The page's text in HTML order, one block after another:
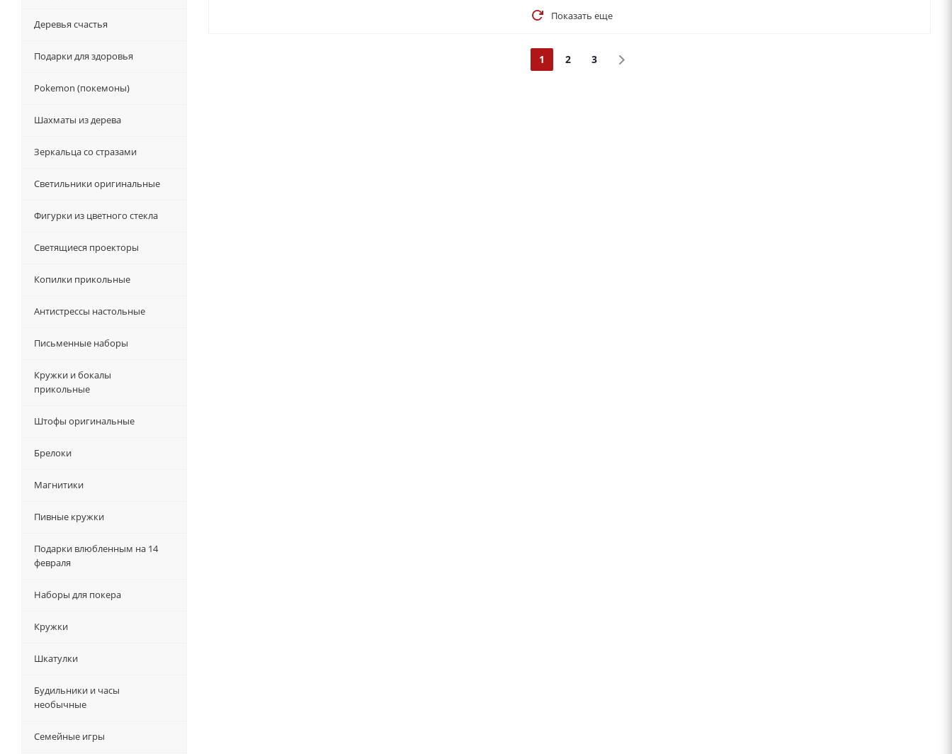
Показать еще
1 2 3
Деревья счастья
Подарки для здоровья
Pokemon (покемоны)
Шахматы из дерева
Зеркальца со стразами
Светильники оригинальные
Фигурки из цветного стекла
Светящиеся проекторы
Копилки прикольные
Антистрессы настольные
Письменные наборы
Кружки и бокалы
прикольные
Штофы оригинальные
Брелоки
Магнитики
Пивные кружки
Подарки влюбленным на 14
февраля
Наборы для покера
Кружки
Шкатулки
Будильники и часы
необычные
Семейные игры